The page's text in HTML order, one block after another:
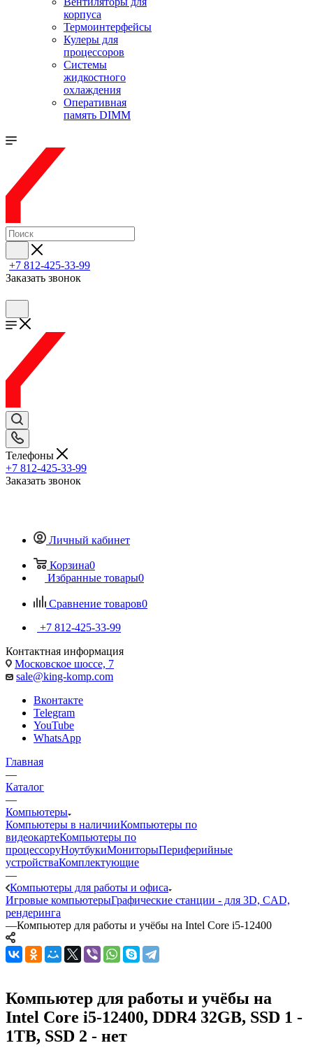
корпуса
Термоинтерфейсы
Кулеры для
процессоров
Системы
жидкостного
охлаждения
Оперативная
память DIMM
+7 812-425-33-99
Заказать звонок
Телефоны
+7 812-425-33-99
Заказать звонок
Личный кабинет
Корзина0
Избранные товары0
Сравнение товаров0
+7 812-425-33-99
Контактная информация
Московское шоссе, 7
sale@king-komp.com
Вконтакте
Telegram
YouTube
WhatsApp
Главная
—
Каталог
—
Компьютеры
Компьютеры в наличииКомпьютеры по
видеокартеКомпьютеры по
процессоруНоутбукиМониторыПериферийные
устройстваКомплектующие
—
Компьютеры для работы и офиса
Игровые компьютерыГрафические станции - для 3D, CAD,
рендеринга
—Компьютер для работы и учёбы на Intel Core i5-12400
Компьютер для работы и учёбы на
Intel Core i5-12400, DDR4 32GB, SSD 1 -
1TB, SSD 2 - нет